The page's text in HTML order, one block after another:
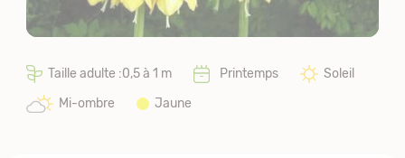
Taille adulte :0,5 à 1 m Printemps
Soleil
Mi-ombre
Jaune